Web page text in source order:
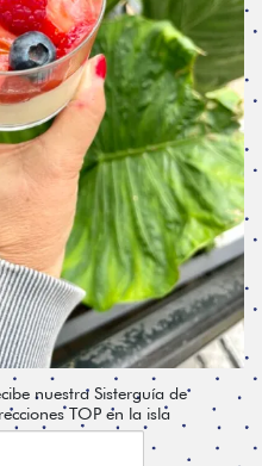
nuestra Sisterguía de
TOP en la isla